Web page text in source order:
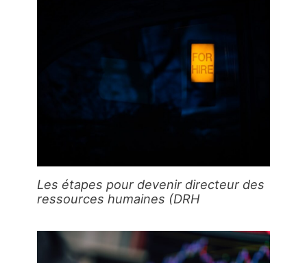
Les étapes pour devenir directeur des
ressources humaines (DRH